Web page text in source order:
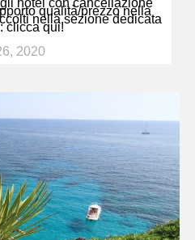
qualità/prezzo nella
nella sezione dedicata
clicca qui!
2020